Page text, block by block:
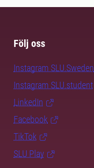
Följ oss
Instagram SLU.Sweden
Instagram SLU.student
LinkedIn
Facebook
TikTok
SLU Play